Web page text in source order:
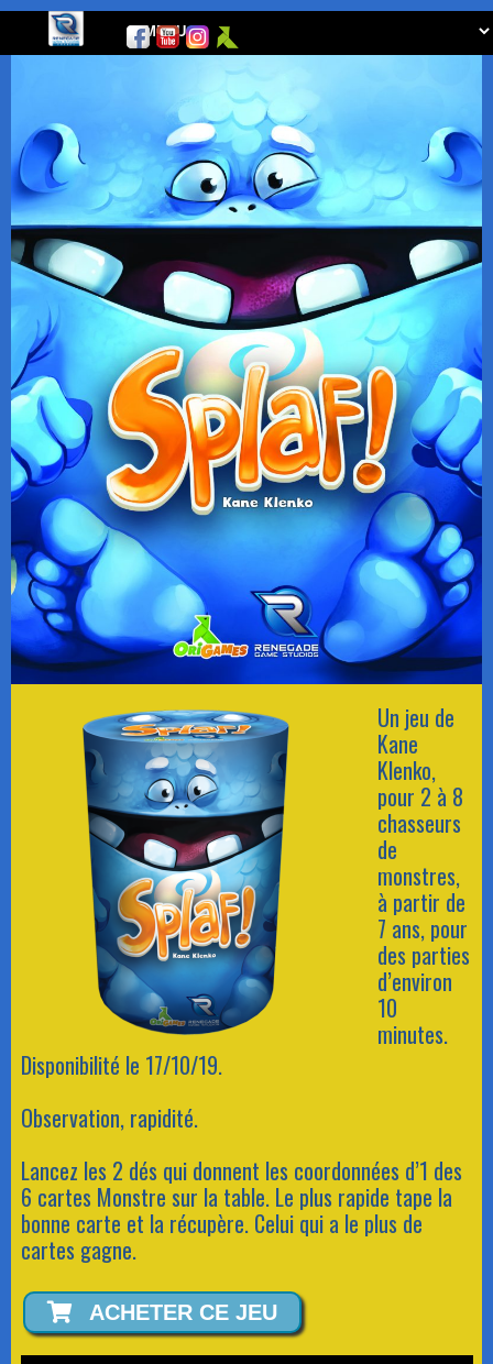
Un jeu de
Kane
Klenko,
pour 2 à 8
chasseurs
de
monstres,
à partir de
7 ans, pour
des parties
d’environ
10
minutes.
Disponibilité le 17/10/19.
Observation, rapidité.
Lancez les 2 dés qui donnent les coordonnées d’1 des
6 cartes Monstre sur la table. Le plus rapide tape la
bonne carte et la récupère. Celui qui a le plus de
cartes gagne.
ACHETER CE JEU